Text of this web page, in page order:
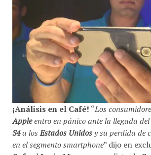
¡Análisis en el Café!“Los
Appleentro en pánico ante la llegada del
S4a losEstados Unidosy su perdida de
en el segmento smartphone” dijo en
CafeelJesús Marquez, analista de